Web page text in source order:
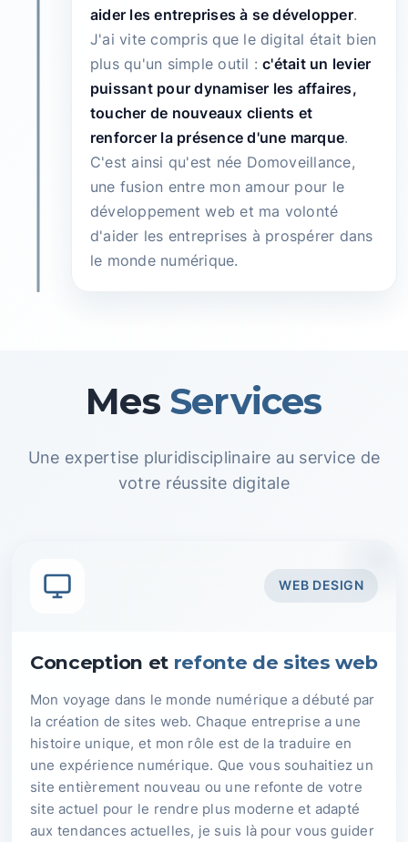
aider les entreprises à se développer.
J'ai vite compris que le digital était bien
plus qu'un simple outil :c'était un levier
puissant pour dynamiser les affaires,
toucher de nouveaux clients et
renforcer la présence d'une marque.
C'est ainsi qu'est née Domoveillance,
une fusion entre mon amour pour le
développement web et ma volonté
d'aider les entreprises à prospérer dans
le monde numérique.
Mes Services
Une expertise pluridisciplinaire au service de
votre réussite digitale
WEB DESIGN
Conception et refonte de sites web
Mon voyage dans le monde numérique a débuté par
la création de sites web. Chaque entreprise a une
histoire unique, et mon rôle est de la traduire en
une expérience numérique. Que vous souhaitiez un
site entièrement nouveau ou une refonte de votre
site actuel pour le rendre plus moderne et adapté
aux tendances actuelles, je suis là pour vous guider